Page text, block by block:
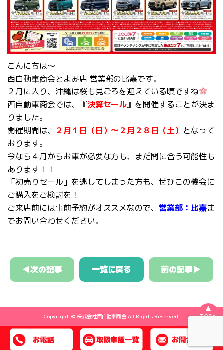
こんにちは～
西自動車商会とよみ店 営業部の比嘉です。
２月に入り、沖縄は桜も見ごろを迎えている頃ですね
西自動車商会では、『決算セール』を開催することが決ま
りました。
開催期間は、
２月１日（日）～２月２８日（土） となって
おります。
今なら４月からお車が必要な方も、まだ間に合う可能性も
あります！！
「初売りセール」を逃してしまった方も、ぜひこの機会に
ご購入をご検討を！
ご来店前には事前予約がオススメなので、 営業部：比嘉ま
でお問い合わせください。
◀次の記事 一覧に戻る 前の記事▶
TOPへ
Copyright © 株式会社西自動車商会 All Rights Reserved.